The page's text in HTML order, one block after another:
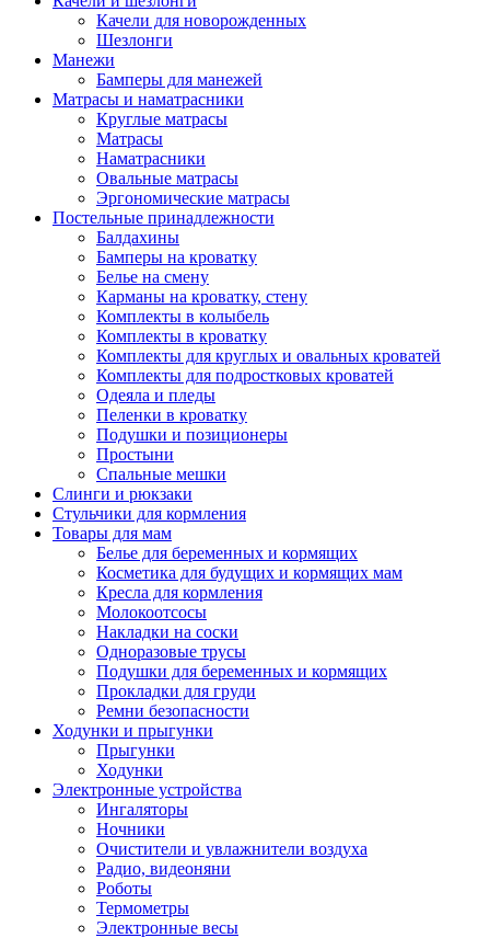
Качели для новорожденных
Шезлонги
Манежи
Бамперы для манежей
Матрасы и наматрасники
Круглые матрасы
Матрасы
Наматрасники
Овальные матрасы
Эргономические матрасы
Постельные принадлежности
Балдахины
Бамперы на кроватку
Белье на смену
Карманы на кроватку, стену
Комплекты в колыбель
Комплекты в кроватку
Комплекты для круглых и овальных кроватей
Комплекты для подростковых кроватей
Одеяла и пледы
Пеленки в кроватку
Подушки и позиционеры
Простыни
Спальные мешки
Слинги и рюкзаки
Стульчики для кормления
Товары для мам
Белье для беременных и кормящих
Косметика для будущих и кормящих мам
Кресла для кормления
Молокоотсосы
Накладки на соски
Одноразовые трусы
Подушки для беременных и кормящих
Прокладки для груди
Ремни безопасности
Ходунки и прыгунки
Прыгунки
Ходунки
Электронные устройства
Ингаляторы
Ночники
Очистители и увлажнители воздуха
Радио, видеоняни
Роботы
Термометры
Электронные весы